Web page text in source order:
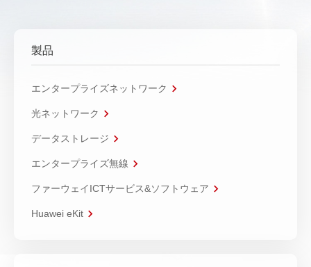
製品
エンタープライズネットワーク
光ネットワーク
データストレージ
エンタープライズ無線
ファーウェイICTサービス&ソフトウェア
Huawei eKit